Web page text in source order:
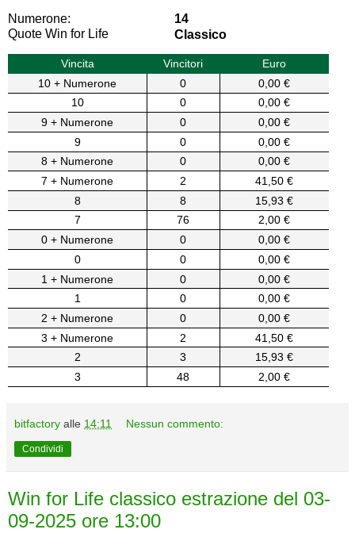
Numerone:
14
Quote Win for Life
Classico
Vincita Vincitori
Euro
10 + Numerone
0
0,00 €
10
0
0,00 €
9 + Numerone
0
0,00 €
9
0
0,00 €
8 + Numerone
0
0,00 €
7 + Numerone
2
41,50 €
8
8
15,93 €
7
76
2,00 €
0 + Numerone
0
0,00 €
0
0
0,00 €
1 + Numerone
0
0,00 €
1
0
0,00 €
2 + Numerone
0
0,00 €
3 + Numerone
2
41,50 €
2
3
15,93 €
3
48 2,00 €
bitfactory alle 14:11 Nessun commento:
Condividi
Win for Life classico estrazione del 03-
09-2025 ore 13:00